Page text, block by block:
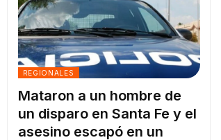
REGIONALES
Mataron a un hombre de
un disparo en Santa Fe y el
asesino escapó en un